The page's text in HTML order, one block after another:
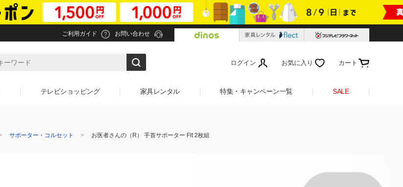
ご利用ガイド お問い合わせ
ログイン お気に入り カート
テレビショッピング 家具レンタル 特集・キャンペーン一覧 SALE
サポーター・コルセット お医者さんの（R） 手首サポーター Fit 2枚組